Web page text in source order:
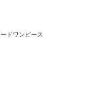
ドワンピース